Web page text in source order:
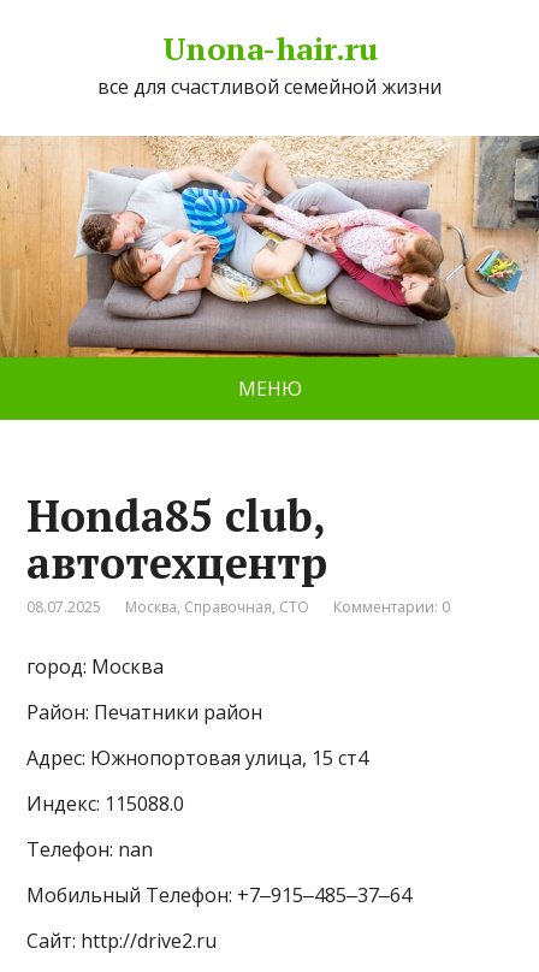
Unona-hair.ru
все для счастливой семейной жизни
МЕНЮ
Honda85 club,
автотехцентр
08.07.2025 Москва, Справочная, СТО Комментарии: 0
город: Москва
Район: Печатники район
Адрес: Южнопортовая улица, 15 ст4
Индекс: 115088.0
Телефон: nan
Мобильный Телефон: +7‒915‒485‒37‒64
Сайт: http://drive2.ru